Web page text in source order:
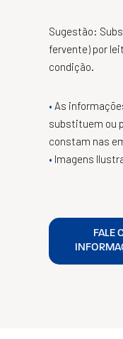
Sugestão:
fervente) por
condição.
As
substituem ou
constam nas
Imagens
FALE